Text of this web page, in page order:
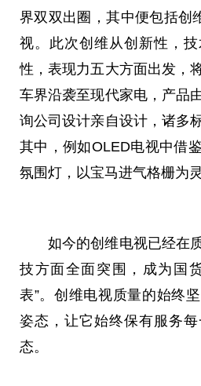
界双双出圈，其中便包括创
视。此次创维从创新性，
性，表现力五大方面出发，
车界沿袭至现代家电，产品
询公司设计亲自设计，诸多
其中，例如OLED电视中借
氛围灯，以宝马进气格栅为
如今的创维电视已经在
技方面全面突围，成为国
表”。创维电视质量的始终
姿态，让它始终保有服务
态。